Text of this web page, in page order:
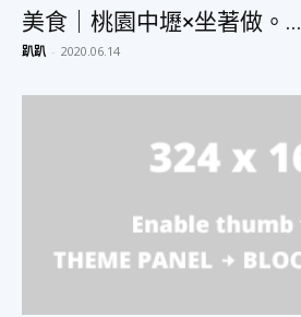
美食｜桃園中壢×坐著做。...
趴趴 - 2020.06.14